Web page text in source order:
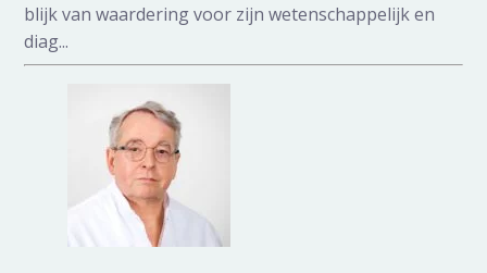
blijk van waardering voor zijn wetenschappelijk en
diag...